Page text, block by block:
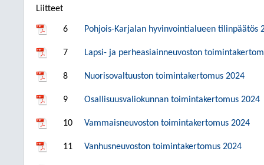
Liitteet
6 Pohjois-Karjalan hyvinvointialueen tilinpäätös
7 Lapsi- ja perheasiainneuvoston
8 Nuorisovaltuuston toimintakertomus 2024
9 Osallisuusvaliokunnan toimintakertomus 2024
10 Vammaisneuvoston toimintakertomus 2024
11 Vanhusneuvoston toimintakertomus 2024